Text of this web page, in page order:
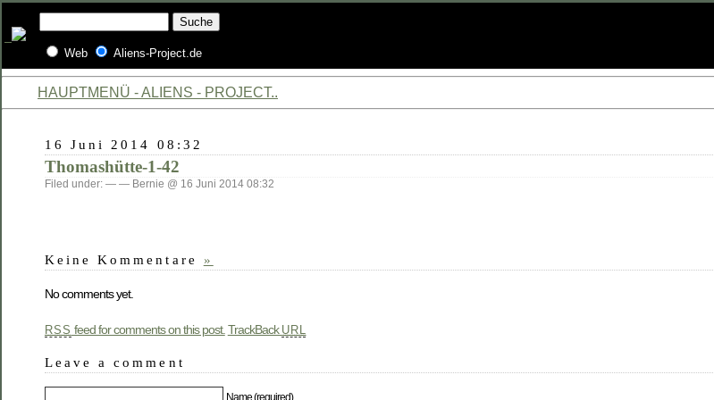
Web Aliens-Project.de
HAUPTMENÜ - ALIENS - PROJECT..
16 Juni 2014 08:32
Thomashütte-1-42
Filed under: — — Bernie @ 16 Juni 2014 08:32
Keine Kommentare »
No comments yet.
RSS feed for comments on this post. TrackBack URL
Leave a comment
Name (required)